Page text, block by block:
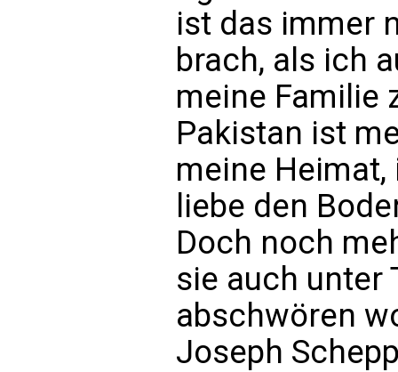
ist das immer
brach, als ich
meine Familie
Pakistan ist
meine
liebe den
Doch noch
sie auch unter
abschwören
Joseph